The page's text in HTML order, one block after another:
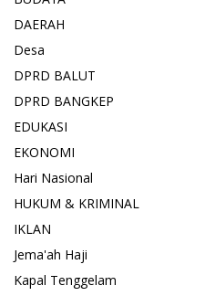
DAERAH
Desa
DPRD BALUT
DPRD BANGKEP
EDUKASI
EKONOMI
Hari Nasional
HUKUM & KRIMINAL
IKLAN
Jema'ah Haji
Kapal Tenggelam